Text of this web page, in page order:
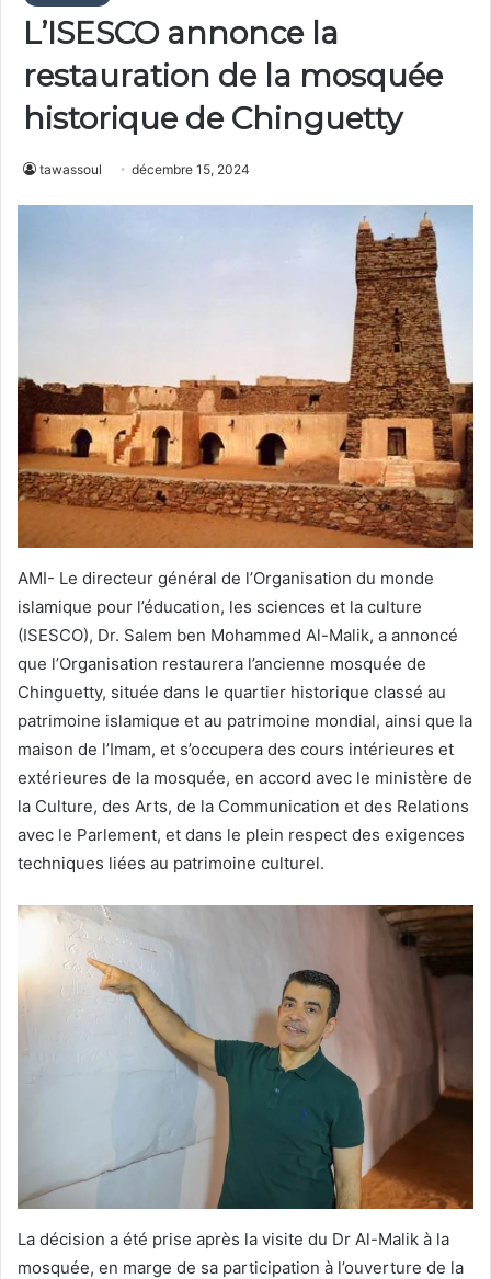
L’ISESCO annonce la
restauration de la mosquée
historique de Chinguetty
tawassoul décembre 15, 2024
AMI- Le directeur général de l’Organisation du monde
islamique pour l’éducation, les sciences et la culture
(ISESCO), Dr. Salem ben Mohammed Al-Malik, a annoncé
que l’Organisation restaurera l’ancienne mosquée de
Chinguetty, située dans le quartier historique classé au
patrimoine islamique et au patrimoine mondial, ainsi que la
maison de l’Imam, et s’occupera des cours intérieures et
extérieures de la mosquée, en accord avec le ministère de
la Culture, des Arts, de la Communication et des Relations
avec le Parlement, et dans le plein respect des exigences
techniques liées au patrimoine culturel.
La décision a été prise après la visite du Dr Al-Malik à la
mosquée, en marge de sa participation à l’ouverture de la